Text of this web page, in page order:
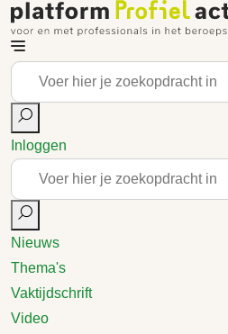
Inloggen
Nieuws
Thema's
Vaktijdschrift
Video